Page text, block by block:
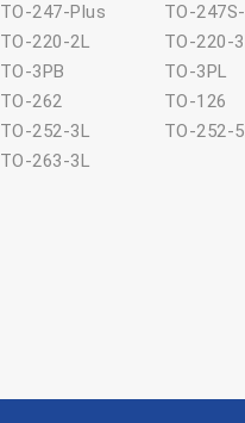
TO-247-Plus
TO-
TO-220-2L
TO-220-
TO-3PB
TO-3PL
TO-262
TO-126
TO-252-3L
TO-252-
TO-263-3L